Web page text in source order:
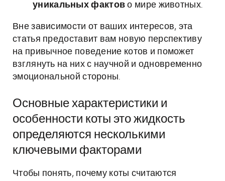
уникальных фактов о мире животных.
Вне зависимости от ваших интересов, эта
статья предоставит вам новую перспективу
на привычное поведение котов и поможет
взглянуть на них с научной и одновременно
эмоциональной стороны.
Основные характеристики и
особенности коты это жидкость
определяются несколькими
ключевыми факторами
Чтобы понять, почему коты считаются